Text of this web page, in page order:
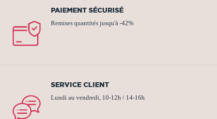
PAIEMENT SÉCURISÉ
Remises quantités jusqu'à -42%
SERVICE CLIENT
Lundi au vendredi, 10-12h / 14-16h